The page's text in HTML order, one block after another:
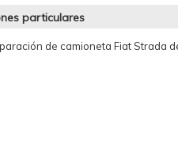
particulares
de camioneta Fiat Strada